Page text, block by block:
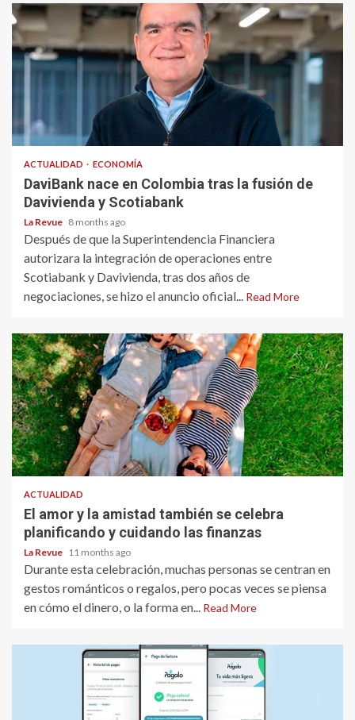
ACTUALIDAD ECONOMÍA
DaviBank nace en Colombia tras la fusión de
Davivienda y Scotiabank
La Revue 8 months ago
Después de que la Superintendencia Financiera
autorizara la integración de operaciones entre
Scotiabank y Davivienda, tras dos años de
negociaciones, se hizo el anuncio oficial... Read More
ACTUALIDAD
El amor y la amistad también se celebra
planificando y cuidando las finanzas
La Revue 11 months ago
Durante esta celebración, muchas personas se centran en
gestos románticos o regalos, pero pocas veces se piensa
en cómo el dinero, o la forma en... Read More